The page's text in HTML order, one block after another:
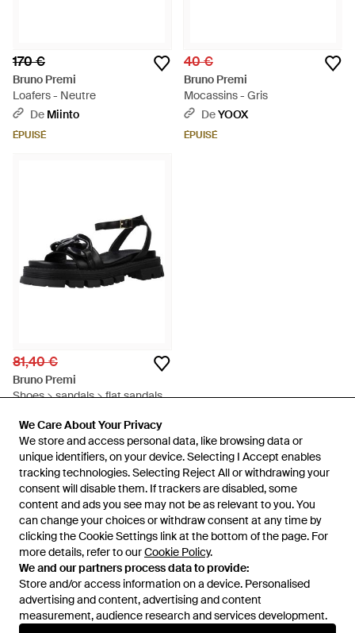
We Care About Your Privacy
We store and access personal data, like browsing data or
unique identifiers, on your device. Selecting I Accept enables
tracking technologies. Selecting Reject All or withdrawing your
consent will disable them. If trackers are disabled, some
content and ads you see may not be as relevant to you. You
can change your choices or withdraw consent at any time by
clicking the Cookie Settings link at the bottom of the page. For
more details, refer to ourCookie Policy.
We and our partners process data to provide:
Store and/or access information on a device. Personalised
advertising and content, advertising and content
measurement, audience research and services development.
We Care About Your Privacy
We store and access personal data, like browsing data or
unique identifiers, on your device. Selecting I Accept enables
tracking technologies. Selecting Reject All or withdrawing your
consent will disable them. If trackers are disabled, some
content and ads you see may not be as relevant to you. You
can change your choices or withdraw consent at any time by
clicking the Cookie Settings link at the bottom of the page. For
more details, refer to ourCookie Policy.
We and our partners process data to provide:
Store and/or access information on a device. Personalised
advertising and content, advertising and content
measurement, audience research and services development.
170 €
Bruno Premi
Loafers - Neutre
De Miinto
ÉPUISÉ
40 €
Bruno Premi
Mocassins - Gris
DeYOOX
ÉPUISÉ
81,40 €
Bruno Premi
Shoes > sandals > flat sandals -
ÉPUISÉ
International